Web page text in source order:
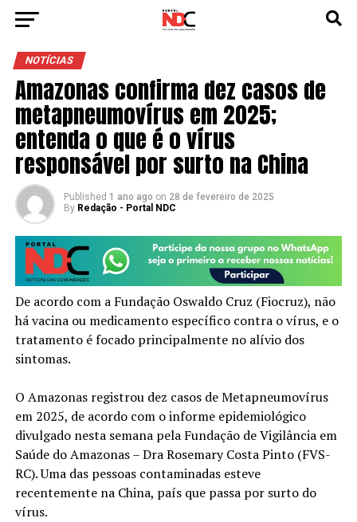
NOTÍCIAS
Amazonas confirma dez casos de
metapneumovírus em 2025;
entenda o que é o vírus
responsável por surto na China
Published 1 ano ago on 28 de fevereiro de 2025
By Redação - Portal NDC
De acordo com a Fundação Oswaldo Cruz (Fiocruz), não
há vacina ou medicamento específico contra o vírus, e o
tratamento é focado principalmente no alívio dos
sintomas.
O Amazonas registrou dez casos de Metapneumovírus
em 2025, de acordo com o informe epidemiológico
divulgado nesta semana pela Fundação de Vigilância em
Saúde do Amazonas – Dra Rosemary Costa Pinto (FVS-
RC). Uma das pessoas contaminadas esteve
recentemente na China, país que passa por surto do
vírus.